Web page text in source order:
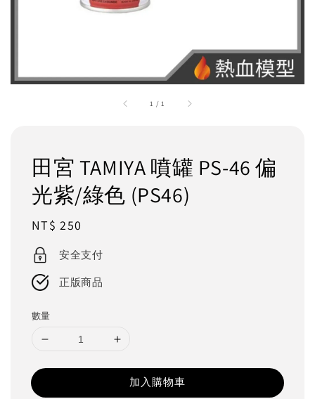
1 / 1
田宮 TAMIYA 噴罐 PS-46 偏
光紫/綠色 (PS46)
Regular
price
NT$ 250
安全支付
正版商品
數量
加入購物車